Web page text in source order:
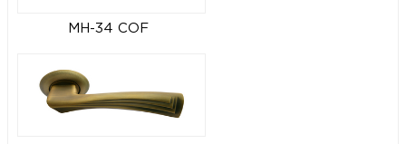
MH-34 COF